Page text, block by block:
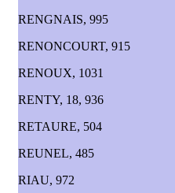
RENGNAIS, 995
RENONCOURT, 915
RENOUX, 1031
RENTY, 18, 936
RETAURE, 504
REUNEL, 485
RIAU, 972